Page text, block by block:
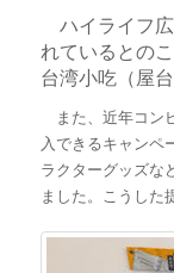
ハイライフ広
れているとの
台湾小吃（屋
また、近年コン
入できるキャンペ
ラクターグッズな
ました。こうした